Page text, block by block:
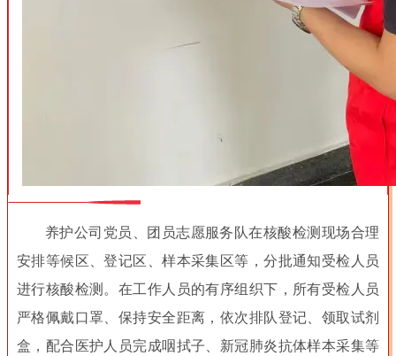
养护公司党员、团员志愿服务队在核酸检测现场合理
安排等候区、登记区、样本采集区等，分批通知受检人员
进行核酸检测。在工作人员的有序组织下，所有受检人员
严格佩戴口罩、保持安全距离，依次排队登记、领取试剂
盒，配合医护人员完成咽拭子、新冠肺炎抗体样本采集等